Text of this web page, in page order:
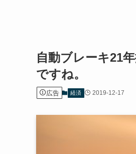
自動ブレーキ21
ですね。
広告 経済 2019-12-17